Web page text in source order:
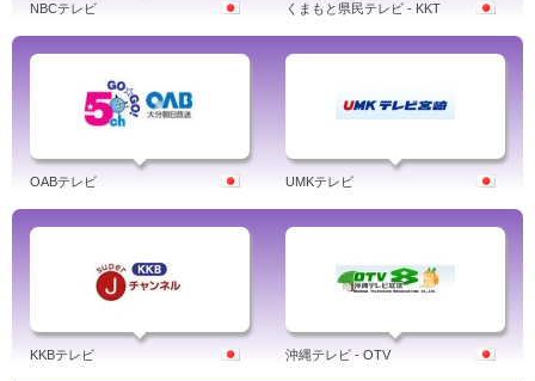
NBCテレビ くまもと県民テレビ - KKT
OABテレビ UMKテレビ
KKBテレビ 沖縄テレビ - OTV